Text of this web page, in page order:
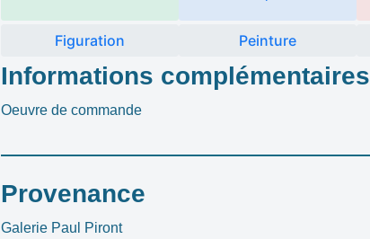
Figuration Peinture
Informations complémentaires
Oeuvre de commande
Provenance
Galerie Paul Piront